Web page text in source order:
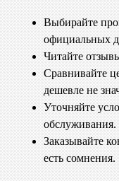
Выбирайте
официальных
Читайте
Сравнивайте
дешевле не
Уточняйте
обслуживания.
Заказывайте
есть сомнения.